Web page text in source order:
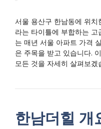
서울 용산구 한남동에 위치
라는 타이틀에 부합하는
는 매년 서울 아파트 가격
은 주목을 받고 있습니다.
모든 것을 자세히 살펴보겠
한남더힐 개